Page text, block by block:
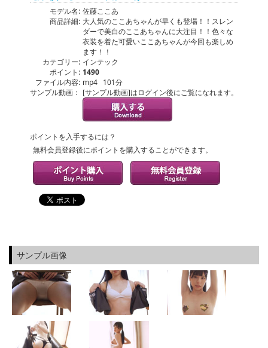
モデル名: 佐藤ここあ
商品詳細: 大人気のここあちゃんが早くも登場！！スレン
ダーで美白のここあちゃんに大注目！！色々な
衣装を着た可愛いここあちゃんが今回も楽しめ
ます！！
カテゴリー: インテック
ポイント: 1490
ファイル内容: mp4 101分
サンプル動画： [サンプル動画]はログイン後にご覧になれます。
ポイントを入手するには？
無料会員登録後にポイントを購入することができます。
サンプル画像